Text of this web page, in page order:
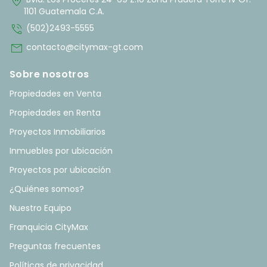
1101 Guatemala C.A.
phone_in_talk (502)2493-5555
mail contacto@citymax-gt.com
Sobre nosotros
Propiedades en Venta
Propiedades en Renta
Proyectos Inmobiliarios
Inmuebles por ubicación
Proyectos por ubicación
¿Quiénes somos?
Nuestro Equipo
Franquicia CityMax
Preguntas frecuentes